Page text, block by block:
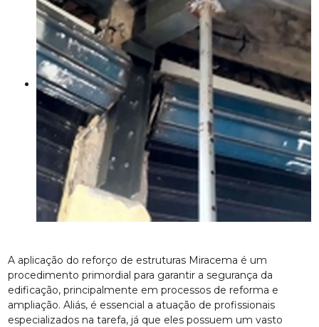
A aplicação do reforço de estruturas Miracema é um
procedimento primordial para garantir a segurança da
edificação, principalmente em processos de reforma e
ampliação. Aliás, é essencial a atuação de profissionais
especializados na tarefa, já que eles possuem um vasto